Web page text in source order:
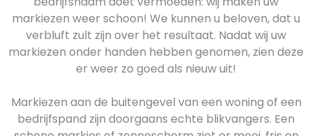
markiezen weer schoon! We kunnen u beloven, dat u
verbluft zult zijn over het resultaat. Nadat wij uw
markiezen onder handen hebben genomen, zien deze
er weer zo goed als nieuw uit!
Markiezen aan de buitengevel van een woning of een
bedrijfspand zijn doorgaans echte blikvangers. Een